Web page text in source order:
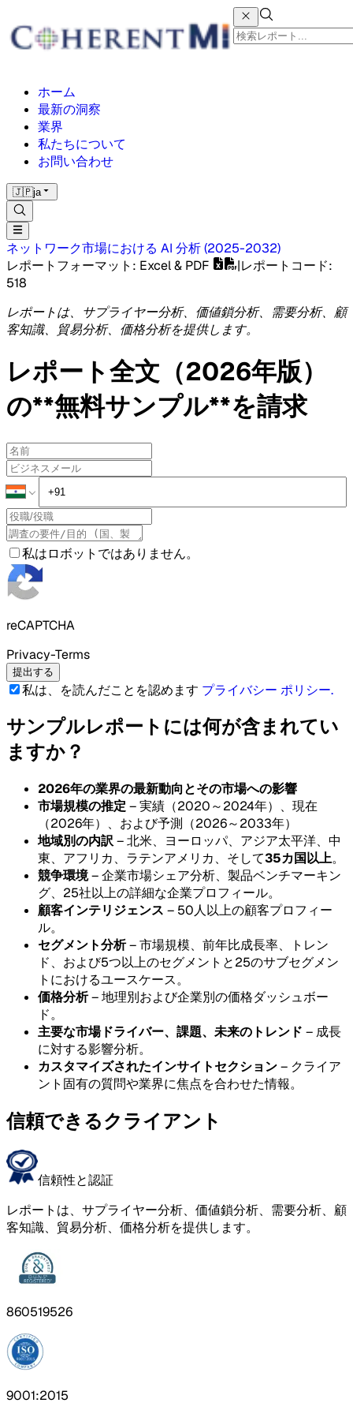
ホーム
最新の洞察
業界
私たちについて
お問い合わせ
🇯🇵ja
ネットワーク市場における AI 分析(2025-2032)
レポートフォーマット : Excel & PDF |レポートコード:
518
レポートは、サプライヤー分析、価値鎖分析、需要分析、顧
客知識、貿易分析、価格分析を提供します。
レポート全文（2026年版）
の**無料サンプル**を請求
私はロボットではありません。
reCAPTCHA
Privacy-Terms
提出する
私は、を読んだことを認めます プライバシー ポリシー.
サンプルレポートには何が含まれてい
ますか？
2026年の業界の最新動向とその市場への影響
市場規模の推定– 実績（2020～2024年）、現在
（2026年）、および予測（2026～2033年）
地域別の内訳– 北米、ヨーロッパ、アジア太平洋、中
東、アフリカ、ラテンアメリカ、そして35カ国以上。
競争環境– 企業市場シェア分析、製品ベンチマーキン
グ、25社以上の詳細な企業プロフィール。
顧客インテリジェンス – 50人以上の顧客プロフィー
ル。
セグメント分析– 市場規模、前年比成長率、トレン
ド、および5つ以上のセグメントと25のサブセグメン
トにおけるユースケース。
価格分析– 地理別および企業別の価格ダッシュボー
ド。
主要な市場ドライバー、課題、未来のトレンド – 成長
に対する影響分析。
カスタマイズされたインサイトセクション– クライア
ント固有の質問や業界に焦点を合わせた情報。
信頼できるクライアント
信頼性と認証
レポートは、サプライヤー分析、価値鎖分析、需要分析、顧
客知識、貿易分析、価格分析を提供します。
860519526
9001:2015